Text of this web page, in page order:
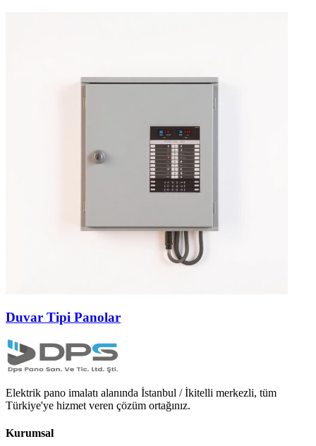
Duvar Tipi Panolar
Elektrik pano imalatı alanında İstanbul / İkitelli merkezli, tüm
Türkiye'ye hizmet veren çözüm ortağınız.
Kurumsal